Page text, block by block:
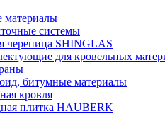
материалы
системы
черепица SHINGLAS
для кровельных
битумные материалы
кровля
плитка HAUBERK